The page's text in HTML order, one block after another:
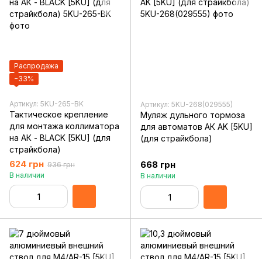
Распродажа
−33%
Артикул: 5KU-265-BK
Тактическое крепление
для монтажа коллиматора
на АК - BLACK [5KU] (для
страйкбола)
624 грн 936 грн
В наличии
Артикул: 5KU-268(029555)
Муляж дульного тормоза
для автоматов АК AK [5KU]
(для страйкбола)
668 грн
В наличии